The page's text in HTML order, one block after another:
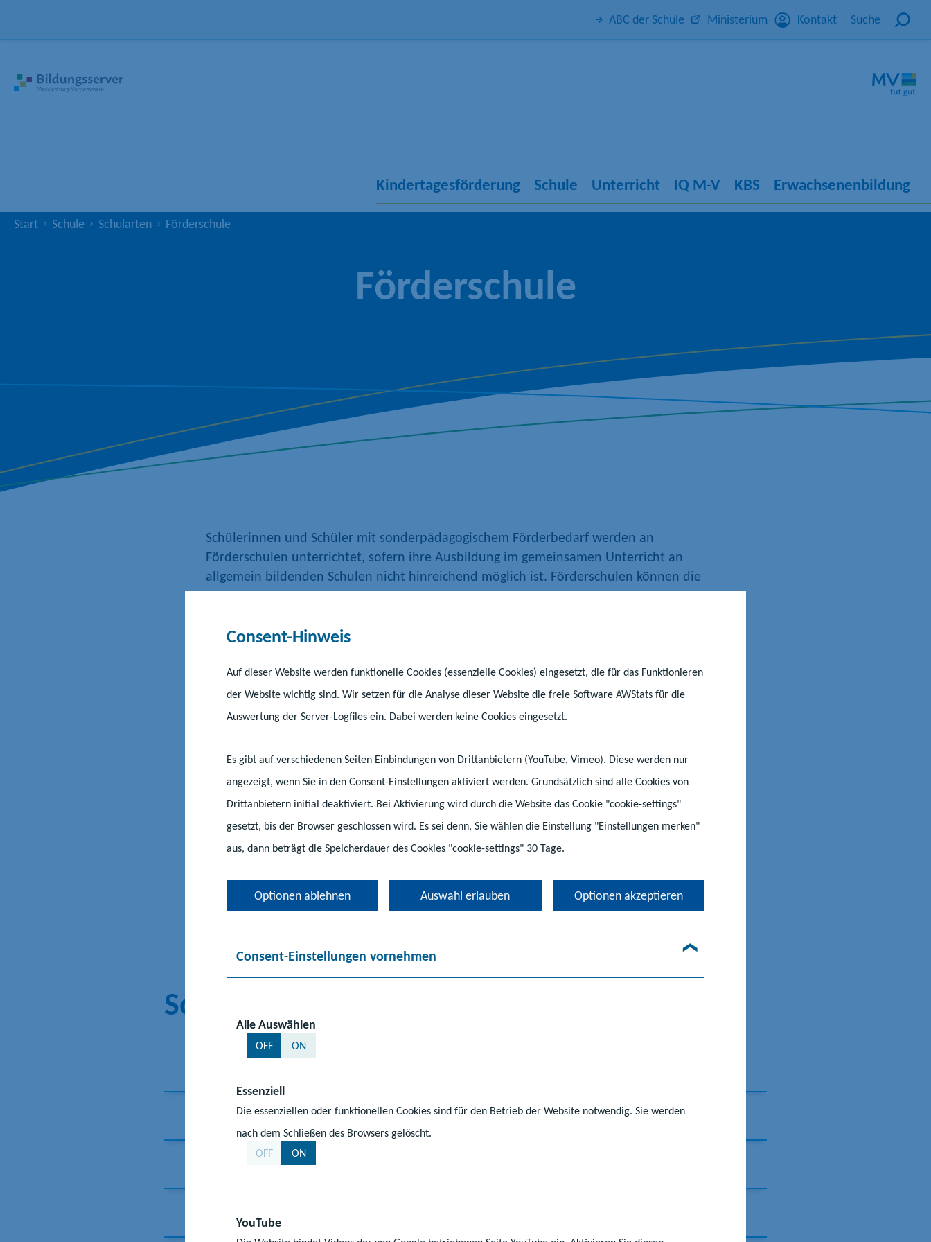
Consent-Hinweis
Auf dieser Website werden funktionelle Cookies (essenzielle Cookies) eingesetzt, die für das Funktionieren
der Website wichtig sind. Wir setzen für die Analyse dieser Website die freie Software AWStats für die
Auswertung der Server-Logfiles ein. Dabei werden keine Cookies eingesetzt.
Es gibt auf verschiedenen Seiten Einbindungen von Drittanbietern (YouTube, Vimeo). Diese werden nur
angezeigt, wenn Sie in den Consent-Einstellungen aktiviert werden. Grundsätzlich sind alle Cookies von
Drittanbietern initial deaktiviert. Bei Aktivierung wird durch die Website das Cookie "cookie-settings"
gesetzt, bis der Browser geschlossen wird. Es sei denn, Sie wählen die Einstellung "Einstellungen merken"
aus, dann beträgt die Speicherdauer des Cookies "cookie-settings" 30 Tage.
Optionen ablehnen Auswahl erlauben Optionen akzeptieren
Consent-Einstellungen vornehmen
Alle Auswählen
OFF ON
Essenziell
Die essenziellen oder funktionellen Cookies sind für den Betrieb der Website notwendig. Sie werden
nach dem Schließen des Browsers gelöscht.
OFF
ON
YouTube
ABC der Schule Ministerium Kontakt Suche
Kindertagesförderung Schule Unterricht IQ M-V KBS Erwachsenenbildung
Start Schule Schularten Förderschule
Förderschule
Schülerinnen und Schüler mit sonderpädagogischem Förderbedarf werden an
Förderschulen unterrichtet, sofern ihre Ausbildung im gemeinsamen Unterricht an
allgemein bildenden Schulen nicht hinreichend möglich ist. Förderschulen können die
Jahrgangsstufen 1 bis 10 umfassen.
Sonderpädagogische Förderschwerpunkte
Sprache
Emotionale und soziale Entwicklung
Sehen